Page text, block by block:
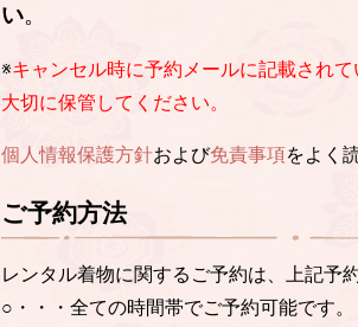
い。
※キャンセル時に予約メールに記載され
大切に保管してください。
個人情報保護方針および免責事項をよく
ご予約方法
レンタル着物に関するご予約は、上記予
○・・・全ての時間帯でご予約可能です。